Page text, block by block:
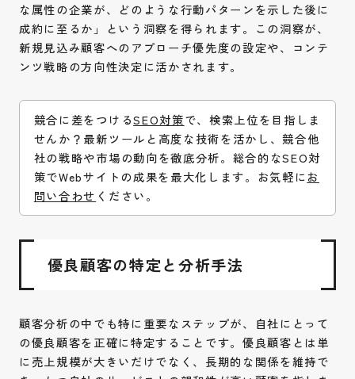
な属性の企業が、どのような行動パターンを示した後に
成約に至るか」という洞察を得られます。この洞察が、
新規見込み顧客へのアプローチ優先度の設定や、コンテ
ンツ戦略の方向性決定に活かされます。
競合に差をつけるSEO対策で、検索上位を目指しま
せんか？最新ツールと高度な技術を活かし、競合他
社の戦略や市場の動向を徹底分析。総合的なSEO対
策でWebサイトの成果を最大化します。お気軽にお
問い合わせ ください。
優良顧客の特定と分析手法
顧客分析の中でも特に重要なステップが、自社にとって
の優良顧客を正確に特定することです。優良顧客とは単
に売上規模が大きいだけでなく、長期的な関係を維持で